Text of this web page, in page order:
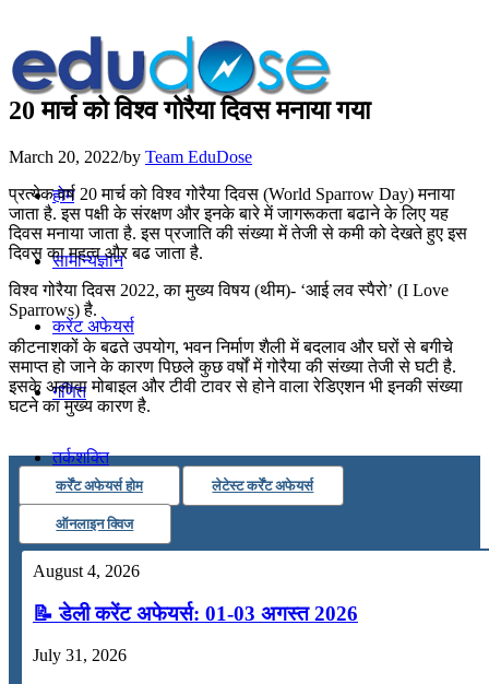
होम
सामान्यज्ञान
करेंट अफेयर्स
गणित
तर्कशक्ति
कंप्यूटर
मॉक टेस्ट
20 मार्च को विश्‍व गोरैया दिवस मनाया गया
March 20, 2022/by Team EduDose
प्रत्येक वर्ष 20 मार्च को विश्‍व गोरैया दिवस (World Sparrow Day) मनाया
जाता है. इस पक्षी के संरक्षण और इनके बारे में जागरूकता बढाने के लिए यह
दिवस मनाया जाता है. इस प्रजाति की संख्‍या में तेजी से कमी को देखते हुए इस
दिवस का महत्‍व और बढ जाता है.
विश्‍व गोरैया दिवस 2022, का मुख्य विषय (थीम)- ‘आई लव स्पैरो’ (I Love
Sparrows) है.
कीटनाशकों के बढते उपयोग, भवन निर्माण शैली में बदलाव और घरों से बगीचे
समाप्त हो जाने के कारण पिछले कुछ वर्षों में गोरैया की संख्‍या तेजी से घटी है.
इसके अलावा मोबाइल और टीवी टावर से होने वाला र‍ेडिएशन भी इनकी संख्या
घटने का मुख्‍य कारण है.
कर्रेंट अफेयर्स होम लेटेस्ट कर्रेंट अफेयर्स
ऑनलाइन क्विज
August 4, 2026
📝 डेली करेंट अफेयर्स: 01-03 अगस्त 2026
July 31, 2026